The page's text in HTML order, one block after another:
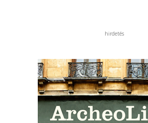
hirdetés